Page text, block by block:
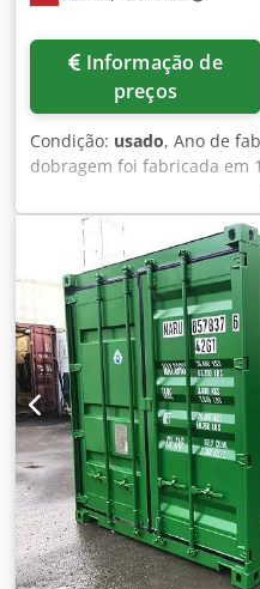
preços
Condição: usado, Ano de
dobragem foi fabricada em
EDWARDS PEARSON. A
estado, vendida com
assistência e manutenção
ferramentas estão ligadas
inspeccionadas.
PEARSON 100/3100 PR6
trabalho: 3 100 mm
Curso: 172 mm Distância
mm Velocidade de
retorno: 110 mm/s Eixos:
Djdpfxsrfx Ute Ahmjkr
Outros: Ecrã novo
acoplado para facilitar a
perguntas, teremos todo o